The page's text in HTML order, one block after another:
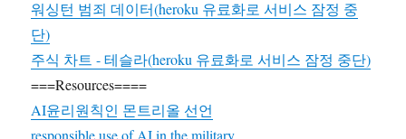
워싱턴 범죄 데이터(heroku 유료화로 서비스 잠정 중
단)
주식 차트 - 테슬라(heroku 유료화로 서비스 잠정 중단)
===Resources====
AI윤리원칙인 몬트리올 선언
responsible use of AI in the military